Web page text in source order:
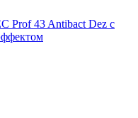
Prof 43 Antibact Dez с